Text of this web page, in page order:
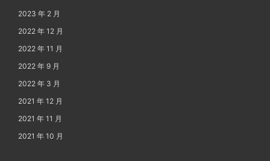
2023 年 2 月
2022 年 12 月
2022 年 11 月
2022 年 9 月
2022 年 3 月
2021 年 12 月
2021 年 11 月
2021 年 10 月